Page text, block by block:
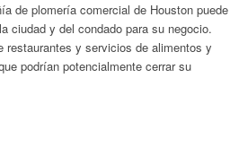
de plomería comercial de Houston puede
ciudad y del condado para su negocio.
restaurantes y servicios de alimentos y
podrían potencialmente cerrar su